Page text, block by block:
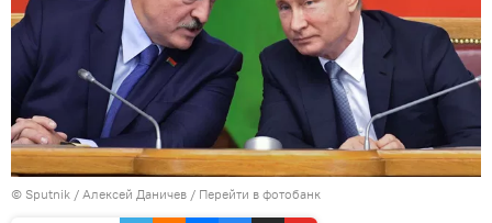
© Sputnik / Алексей Даничев / Перейти в фотобанк